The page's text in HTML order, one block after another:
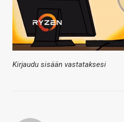
Kirjaudu sisään vastataksesi